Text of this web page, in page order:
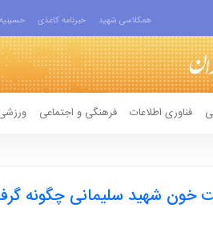
همکلاسی شهید خبرنامه کاغذی حسینیه
فناوری اطلاعات فرهنگی و اجتماعی
خون شهید سلیمانی چگونه